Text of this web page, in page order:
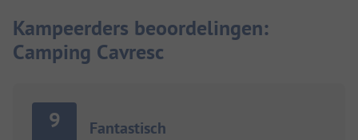
Kampeerders beoordelingen:
Camping Cavresc
9 Fantastisch